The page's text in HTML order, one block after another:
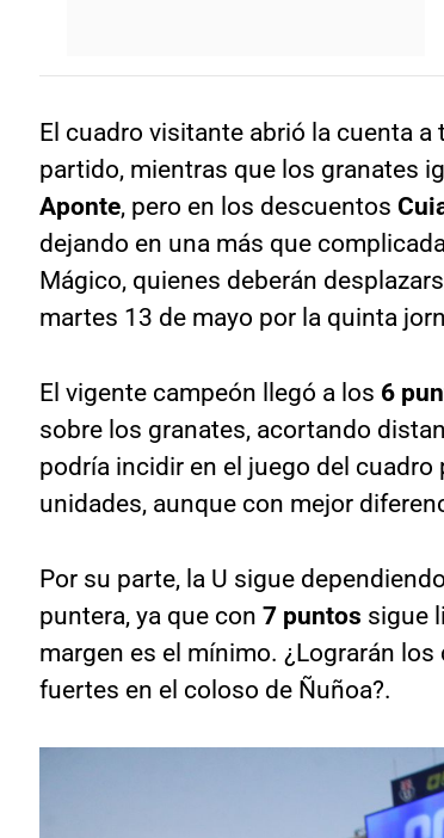
El cuadro visitante abrió la cuenta a
partido, mientras que los granates
Aponte, pero en los descuentos
dejando en una más que
Mágico, quienes deberán
martes 13 de mayo por la quinta
El vigente campeón llegó a los 6
sobre los granates, acortando
podría incidir en el juego del
unidades, aunque con mejor
Por su parte, la U sigue
puntera, ya que con 7 puntos sigue
margen es el mínimo. ¿Lograrán
fuertes en el coloso de Ñuñoa?.